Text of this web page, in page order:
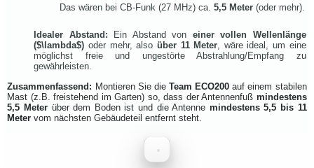
Das wären bei CB-Funk (27 MHz) ca.5,5 Meter (oder mehr).
Idealer Abstand: Ein Abstand von einer vollen Wellenlänge
($\lambda$) oder mehr, also über 11 Meter , wäre ideal, um eine
möglichst freie und ungestörte Abstrahlung/Empfang zu
gewährleisten.
Zusammenfassend: Montieren Sie die Team ECO200 auf einem stabilen
Mast (z.B. freistehend im Garten) so, dass der Antennenfuß mindestens
5,5 Meter über dem Boden ist und die Antenne mindestens 5,5 bis 11
Meter vom nächsten Gebäudeteil entfernt steht.